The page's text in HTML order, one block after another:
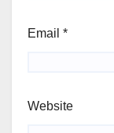
Email *
Website